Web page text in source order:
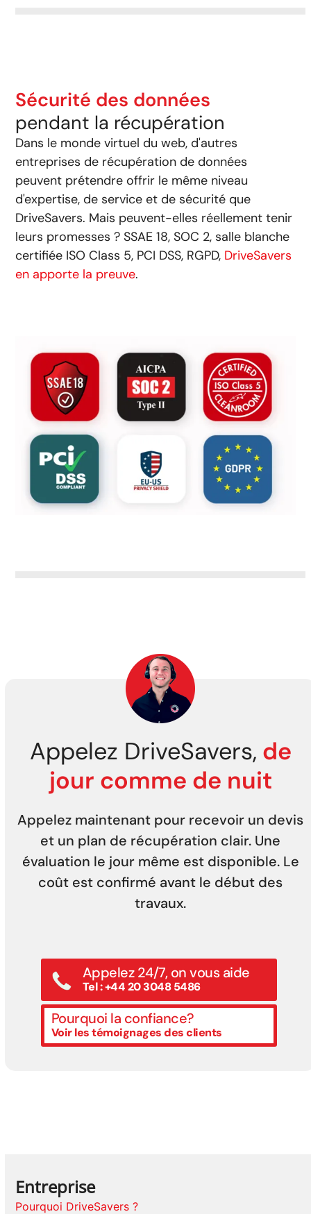
Sécurité des données
pendant la récupération
Dans le monde virtuel du web, d'autres
entreprises de récupération de données
peuvent prétendre offrir le même niveau
d'expertise, de service et de sécurité que
DriveSavers. Mais peuvent-elles réellement tenir
leurs promesses ? SSAE 18, SOC 2, salle blanche
certifiée ISO Class 5, PCI DSS, RGPD, DriveSavers
en apporte la preuve.
Appelez DriveSavers, de
jour comme de nuit
Appelez maintenant pour recevoir un devis
et un plan de récupération clair. Une
évaluation le jour même est disponible. Le
coût est confirmé avant le début des
travaux.
Appelez 24/7, on vous aide
Tel : +44 20 3048 5486
Pourquoi la confiance?
Voir les témoignages des clients
Entreprise
Pourquoi DriveSavers ?